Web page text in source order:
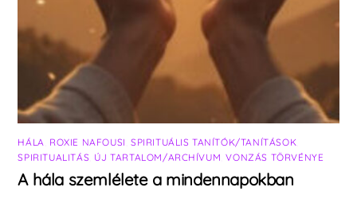
HÁLA ROXIE NAFOUSI SPIRITUÁLIS TANÍTÓK/TANÍTÁSOK
SPIRITUALITÁS ÚJ TARTALOM/ARCHÍVUM ,VONZÁS TÖRVÉNYE
A hála szemlélete a mindennapokban